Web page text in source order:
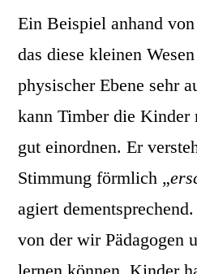
Ein Beispiel anhand
das diese kleinen
physischer Ebene sehr
kann Timber die Kinder
gut einordnen. Er
Stimmung förmlich „
agiert
von der wir Pädagogen